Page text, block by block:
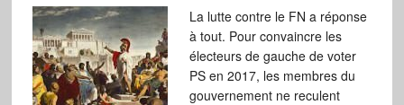
La lutte contre le FN a réponse
à tout. Pour convaincre les
électeurs de gauche de voter
PS en 2017, les membres du
gouvernement ne reculent